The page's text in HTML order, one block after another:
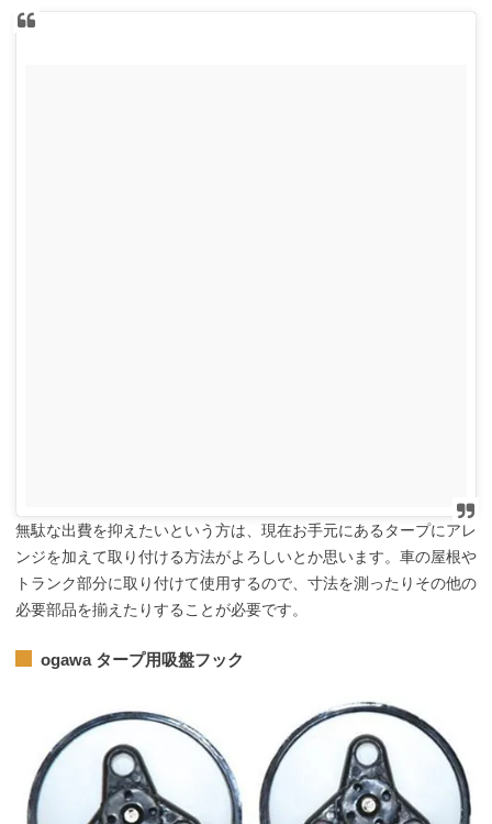
無駄な出費を抑えたいという方は、現在お手元にあるタープにアレ
ンジを加えて取り付ける方法がよろしいとか思います。車の屋根や
トランク部分に取り付けて使用するので、寸法を測ったりその他の
必要部品を揃えたりすることが必要です。
ogawa タープ用吸盤フック